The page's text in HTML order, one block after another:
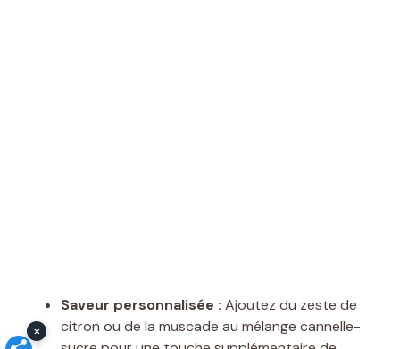
Saveur personnalisée : Ajoutez du zeste de
citron ou de la muscade au mélange cannelle-
×